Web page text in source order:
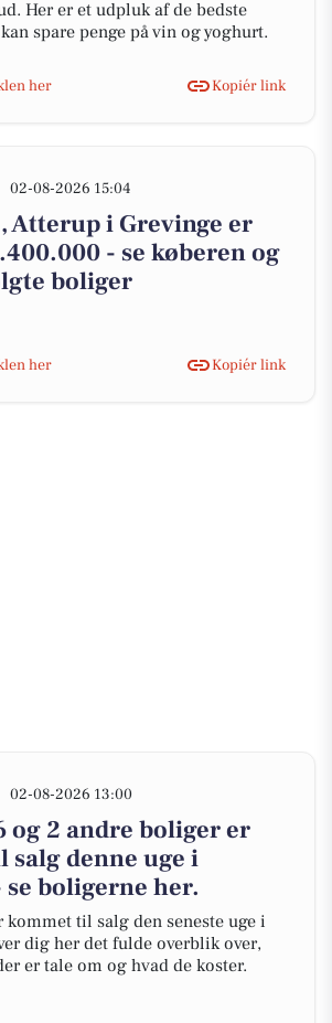
Her er et udpluk af de bedste
spare penge på vin og yoghurt.
her Kopiér link
02-08-2026 15:04
Atterup i Grevinge er
- se køberen og
boliger
her
Kopiér link
02-08-2026 13:00
og 2 andre boliger er
salg denne uge i
se boligerne her.
kommet til salg den seneste uge i
dig her det fulde overblik over,
er tale om og hvad de koster.